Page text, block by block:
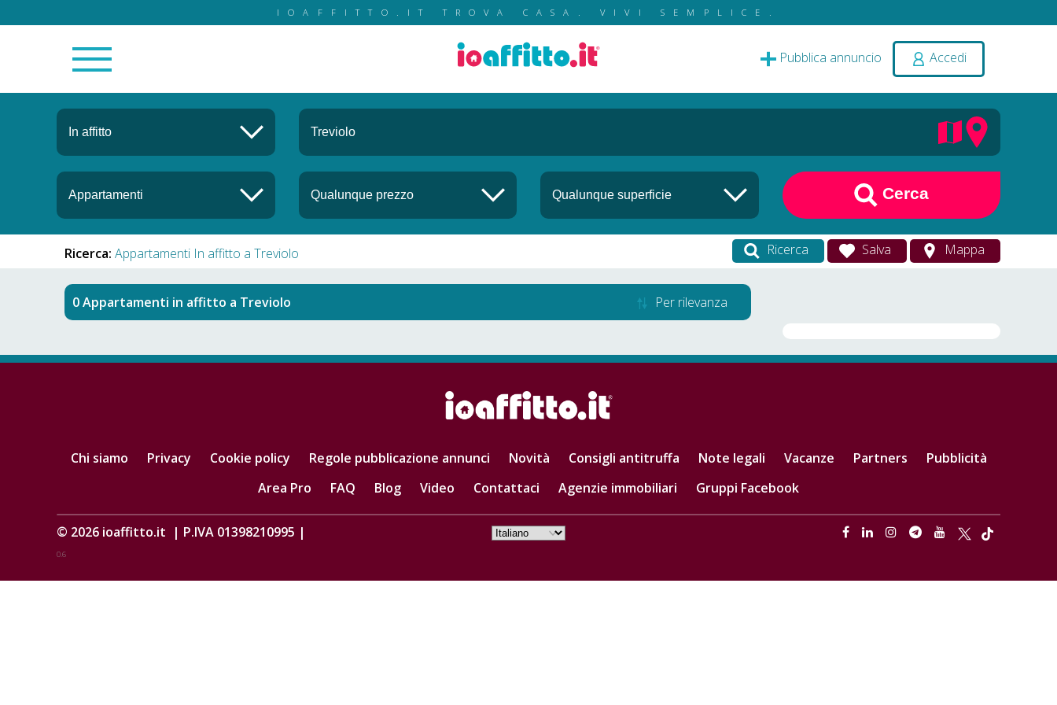
IOAFFITTO.IT TROVA CASA. VIVI SEMPLICE.
Pubblica annuncio Accedi
Cerca
Ricerca: Appartamenti In affitto a Treviolo Ricerca Salva Mappa
Appartamenti in affitto a Treviolo Per rilevanza
Chi siamo Privacy Cookie policy Regole pubblicazione annunci Novità Consigli antitruffa Note legali Vacanze Partners
Pubblicità
Area Pro
FAQ Blog Video Contattaci Agenzie immobiliari Gruppi Facebook
© 2026 ioaffitto.it | P.IVA 01398210995 |
0.6